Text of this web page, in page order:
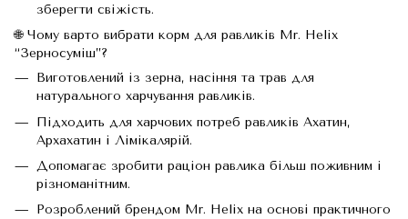
зберегти свіжість.
🌐 Чому варто вибрати корм для равликів Mr. Helix
“Зерносуміш”?
Виготовлений із зерна, насіння та трав для
натурального харчування равликів.
Підходить для харчових потреб равликів Ахатин,
Архахатин і Лімікалярій.
Допомагає зробити раціон равлика більш поживним і
різноманітним.
Розроблений брендом Mr. Helix на основі практичного